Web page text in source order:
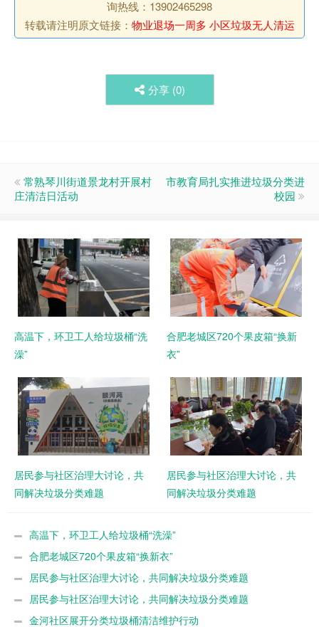
询热线：13902465298
转载请注明原文链接： 物业退场一周多 小区垃圾无人清运
分享 (0)
常熟琴川街道景龙村开展村
庄清洁日活动
市教育局扎实推进垃圾分类进
校园
高温下，环卫工人给垃圾桶“洗
澡”
合肥老城区720个果皮箱“换新
衣”
居民参与社区治理大讨论，共
同解决垃圾分类难题
居民参与社区治理大讨论，共
同解决垃圾分类难题
高温下，环卫工人给垃圾桶“洗澡”
合肥老城区720个果皮箱“换新衣”
居民参与社区治理大讨论，共同解决垃圾分类难题
居民参与社区治理大讨论，共同解决垃圾分类难题
金河社区展开分类垃圾桶清洁维护行动